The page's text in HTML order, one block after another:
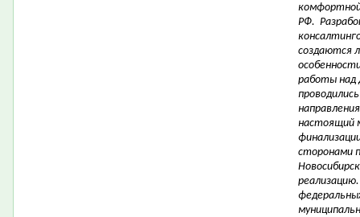
РФ.
создаются
работы над
настоящий
сторонами